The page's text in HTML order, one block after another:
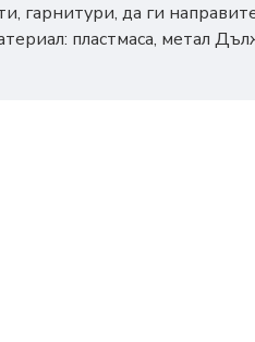
гарнитури, да ги
пластмаса, метал